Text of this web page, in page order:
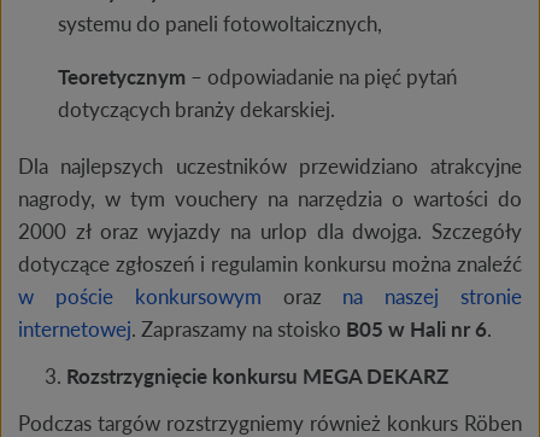
systemu do paneli fotowoltaicznych,
Teoretycznym – odpowiadanie na pięć pytań
dotyczących branży dekarskiej.
Dla najlepszych uczestników przewidziano atrakcyjne
nagrody, w tym vouchery na narzędzia o wartości do
2000 zł oraz wyjazdy na urlop dla dwojga. Szczegóły
dotyczące zgłoszeń i regulamin konkursu można znaleźć
w poście konkursowym oraz na naszej stronie
internetowej. Zapraszamy na stoisko B05 w Hali nr 6.
Rozstrzygnięcie konkursu MEGA DEKARZ
Podczas targów rozstrzygniemy również konkurs Röben